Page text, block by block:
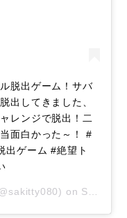
脱出ゲーム！サバ
出してきました、
レンジで脱出！二
面白かった～！ #
出ゲーム #絶望ト
on Sep 22, 2018 at 6:53pm PDT